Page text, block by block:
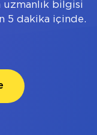
bilgisi
5 dakika içinde.